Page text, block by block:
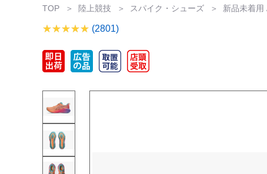
TOP 陸上競技 スパイク・シューズ 新品未着
(2801)